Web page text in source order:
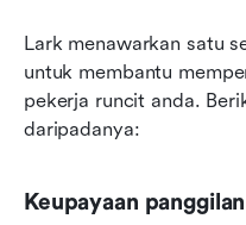
Lark menawarkan satu
untuk membantu
pekerja runcit anda.
daripadanya:
Keupayaan